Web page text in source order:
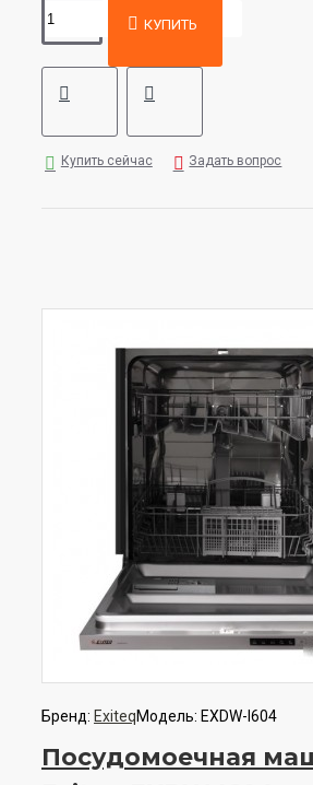
КУПИТЬ
Купить сейчас Задать вопрос
Бренд: ExiteqМодель: EXDW-I604
Посудомоечная